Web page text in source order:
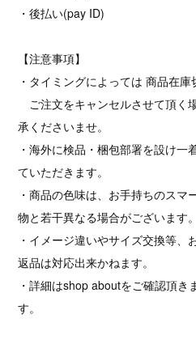
・後払い(pay ID)
【注意事項】
・タイミングによっては 商品在庫
ご注文をキャンセルさせて頂く
承くださいませ。
・海外に検品・梱包部署を設け
ていただきます。
・商品の色味は、お手持ちのス
物と若干異なる場合がございます。
・イメージ違いやサイズ交換等、
返品は対応出来かねます。
・詳細はshop aboutをご確認頂き
す。